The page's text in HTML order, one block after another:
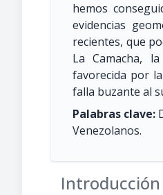
hemos
evidencias
recientes, que
La Camacha,
favorecida por
falla buzante al
Palabras clave:
Venezolanos.
Introducción